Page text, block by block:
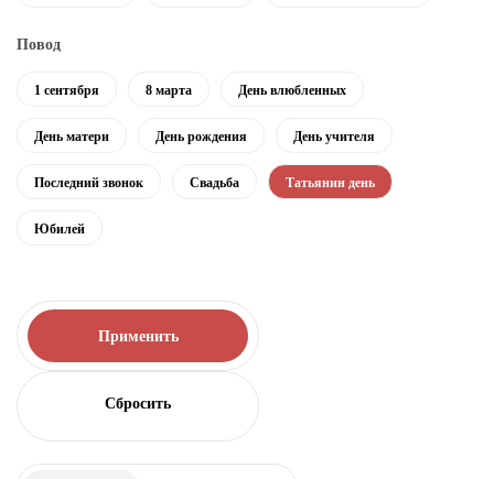
Повод
1 сентября 8 марта День влюбленных
День матери День рождения День учителя
Последний звонок Свадьба Татьянин день
Юбилей
Применить